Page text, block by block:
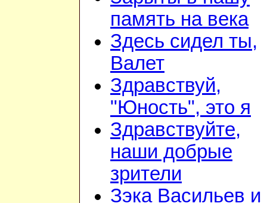
память на века
Здесь сидел ты,
Валет
Здравствуй,
"Юность", это я
Здравствуйте,
наши добрые
зрители
Зэка Васильев и